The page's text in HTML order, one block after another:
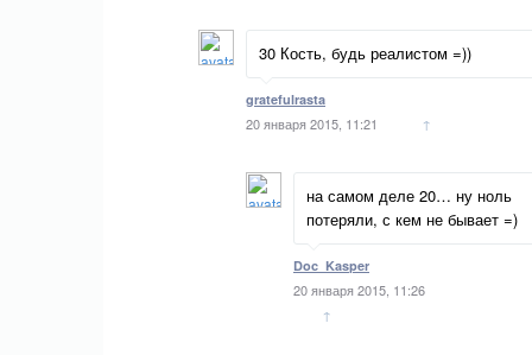
30 Кость, будь реалистом =))
gratefulrasta
20 января 2015, 11:21 ↑
на самом деле 20… ну ноль
потеряли, с кем не бывает =)
Doc_Kasper
20 января 2015, 11:26
↑